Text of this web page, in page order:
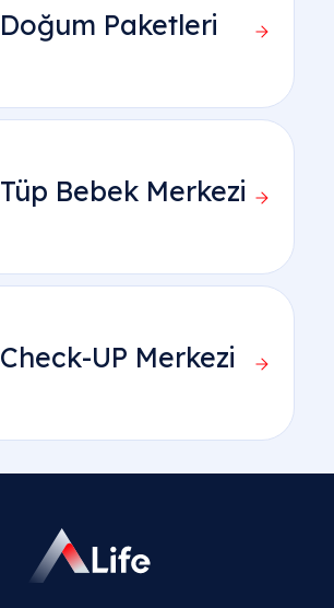
Doğum Paketleri
Tüp Bebek Merkezi
Check-UP Merkezi